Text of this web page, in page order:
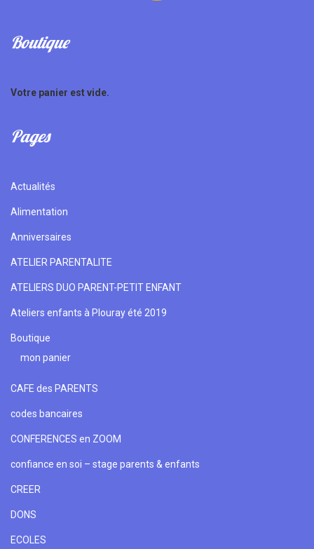
Boutique
Votre panier est vide.
Pages
Actualités
Alimentation
Anniversaires
ATELIER PARENTALITE
ATELIERS DUO PARENT-PETIT ENFANT
Ateliers enfants à Plouray été 2019
Boutique
mon panier
CAFE des PARENTS
codes bancaires
CONFERENCES en ZOOM
confiance en soi – stage parents & enfants
CREER
DONS
ECOLES